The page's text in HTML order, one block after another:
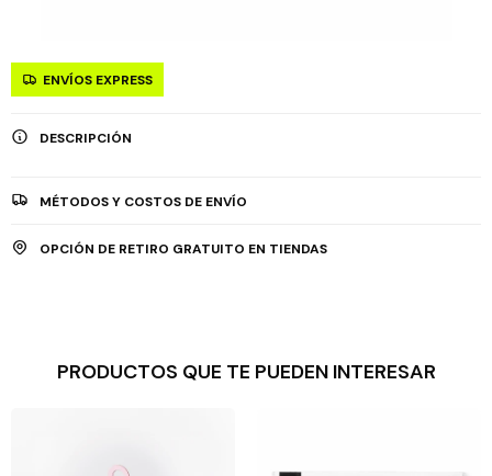
ENVÍOS EXPRESS
DESCRIPCIÓN
MÉTODOS Y COSTOS DE ENVÍO
OPCIÓN DE RETIRO GRATUITO EN TIENDAS
PRODUCTOS QUE TE PUEDEN INTERESAR